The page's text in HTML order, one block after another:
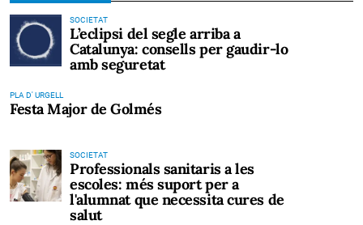
SOCIETAT
L’eclipsi del segle arriba a
Catalunya: consells per gaudir-lo
amb seguretat
PLA D' URGELL
Festa Major de Golmés
SOCIETAT
Professionals sanitaris a les
escoles: més suport per a
l'alumnat que necessita cures de
salut